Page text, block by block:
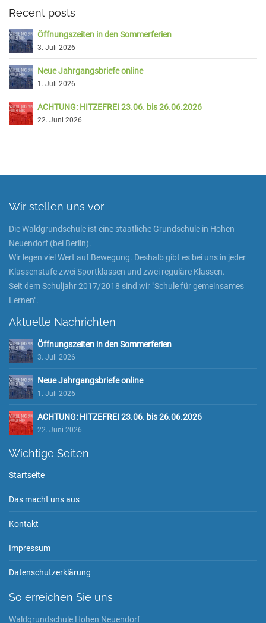
Recent posts
Öffnungszeiten in den Sommerferien
3. Juli 2026
Neue Jahrgangsbriefe online
1. Juli 2026
ACHTUNG: HITZEFREI 23.06. bis 26.06.2026
22. Juni 2026
Wir stellen uns vor
Die Waldgrundschule ist eine staatliche Grundschule in Hohen
Neuendorf (bei Berlin).
Wir legen viel Wert auf Bewegung. Deshalb gibt es bei uns in jeder
Klassenstufe zwei Sportklassen und zwei reguläre Klassen.
Seit dem Schuljahr 2017/2018 sind wir "Schule für gemeinsames
Lernen".
Aktuelle Nachrichten
Öffnungszeiten in den Sommerferien
3. Juli 2026
Neue Jahrgangsbriefe online
1. Juli 2026
ACHTUNG: HITZEFREI 23.06. bis 26.06.2026
22. Juni 2026
Wichtige Seiten
Startseite
Das macht uns aus
Kontakt
Impressum
Datenschutzerklärung
So erreichen Sie uns
Waldgrundschule Hohen Neuendorf